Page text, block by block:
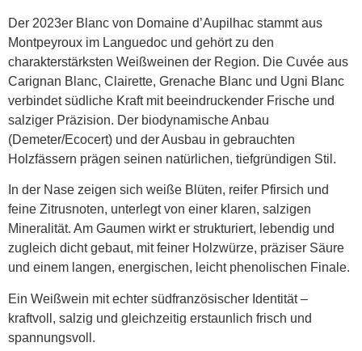
Der 2023er Blanc von Domaine d’Aupilhac stammt aus
Montpeyroux im Languedoc und gehört zu den
charakterstärksten Weißweinen der Region. Die Cuvée aus
Carignan Blanc, Clairette, Grenache Blanc und Ugni Blanc
verbindet südliche Kraft mit beeindruckender Frische und
salziger Präzision. Der biodynamische Anbau
(Demeter/Ecocert) und der Ausbau in gebrauchten
Holzfässern prägen seinen natürlichen, tiefgründigen Stil.
In der Nase zeigen sich weiße Blüten, reifer Pfirsich und
feine Zitrusnoten, unterlegt von einer klaren, salzigen
Mineralität. Am Gaumen wirkt er strukturiert, lebendig und
zugleich dicht gebaut, mit feiner Holzwürze, präziser Säure
und einem langen, energischen, leicht phenolischen Finale.
Ein Weißwein mit echter südfranzösischer Identität –
kraftvoll, salzig und gleichzeitig erstaunlich frisch und
spannungsvoll.